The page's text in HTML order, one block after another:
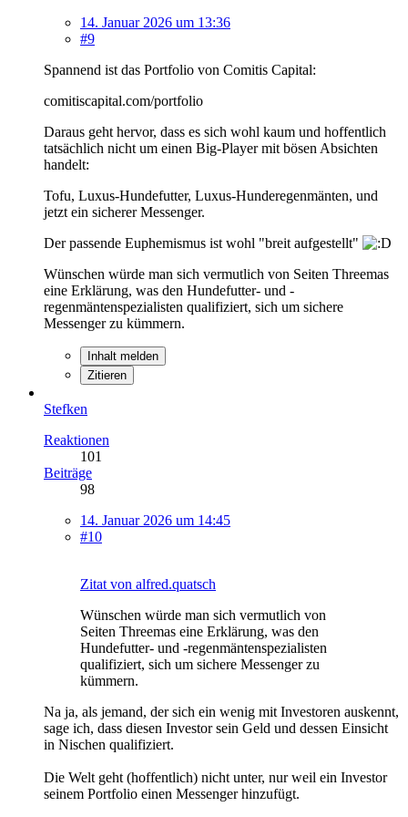
14. Januar 2026 um 13:36
#9
Spannend ist das Portfolio von Comitis Capital:
comitiscapital.com/portfolio
Daraus geht hervor, dass es sich wohl kaum und hoffentlich
tatsächlich nicht um einen Big-Player mit bösen Absichten
handelt:
Tofu, Luxus-Hundefutter, Luxus-Hunderegenmänten, und
jetzt ein sicherer Messenger.
Der passende Euphemismus ist wohl "breit aufgestellt"
Wünschen würde man sich vermutlich von Seiten Threemas
eine Erklärung, was den Hundefutter- und -
regenmäntenspezialisten qualifiziert, sich um sichere
Messenger zu kümmern.
Inhalt melden
Zitieren
Stefken
Reaktionen
101
Beiträge
98
14. Januar 2026 um 14:45
#10
Zitat von alfred.quatsch
Wünschen würde man sich vermutlich von
Seiten Threemas eine Erklärung, was den
Hundefutter- und -regenmäntenspezialisten
qualifiziert, sich um sichere Messenger zu
kümmern.
Na ja, als jemand, der sich ein wenig mit Investoren auskennt,
sage ich, dass diesen Investor sein Geld und dessen Einsicht
in Nischen qualifiziert.
Die Welt geht (hoffentlich) nicht unter, nur weil ein Investor
seinem Portfolio einen Messenger hinzufügt.